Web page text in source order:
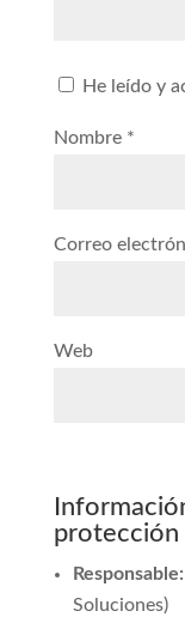
He leído y
Nombre *
Correo
Web
protección
Responsable:
Soluciones)